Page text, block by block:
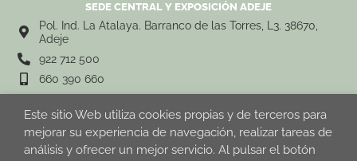
SEDE CENTRAL Y EXPOSICIÓN ADEJE
Pol. Ind. La Atalaya. Barranco de las Torres, L3. 38670,
Adeje
922 712 500
660 390 660
stilgarden@stilgarden.net
Este sitio Web utiliza cookies propias y de terceros para
mejorar su experiencia de navegación, realizar tareas de
análisis y ofrecer un mejor servicio. Al pulsar el botón